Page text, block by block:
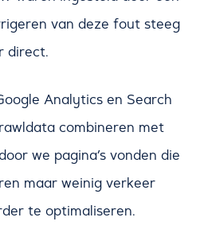
van deze fout steeg
direct.
Analytics en Search
combineren met
we pagina’s vonden die
maar weinig verkeer
te optimaliseren.